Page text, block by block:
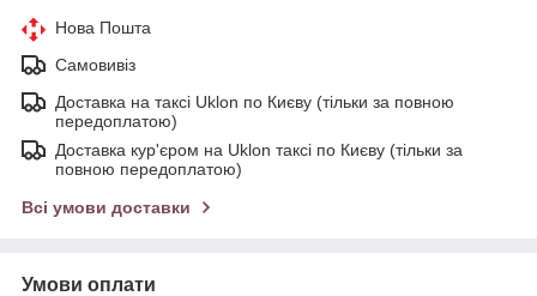
Нова Пошта
Самовивіз
Доставка на таксі Uklon по Києву (тільки за повною
передоплатою)
Доставка кур'єром на Uklon таксі по Києву (тільки за
повною передоплатою)
Всі умови доставки
Умови оплати